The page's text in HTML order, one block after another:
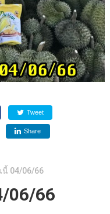
Tweet
Share
นี้ 04/06/66
06/66